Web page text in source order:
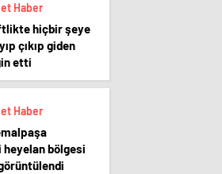
okunanlar
Sayısına Göre
Haber
hiçbir şeye
çıkıp giden
etti
Haber
heyelan bölgesi